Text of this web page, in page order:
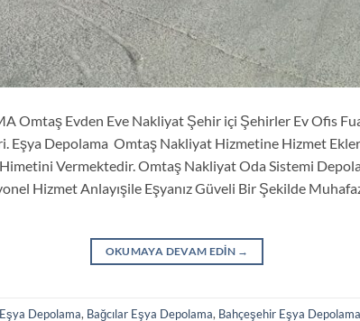
Omtaş Evden Eve Nakliyat Şehir içi Şehirler Ev Ofis
Eşya Depolama Omtaş Nakliyat Hizmetine Hizmet
Vermektedir. Omtaş Nakliyat Oda Sistemi
Hizmet Anlayışile Eşyanız Güveli Bir Şekilde
OKUMAYA DEVAM EDIN →
Depolama, Bağcılar Eşya Depolama, Bahçeşehir Eşya